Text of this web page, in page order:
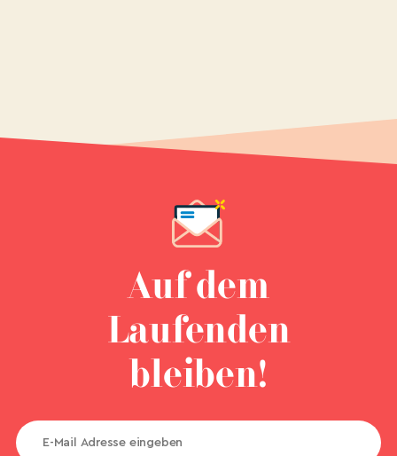
Auf dem
Laufenden
bleiben!